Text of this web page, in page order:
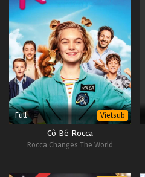
Full Vietsub
Cô Bé Rocca
Rocca Changes The World